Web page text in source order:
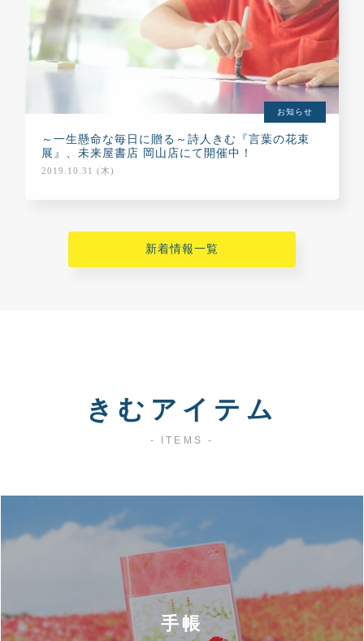
お知らせ
～一生懸命な毎日に贈る～詩人きむ『言葉の花束
展』、未来屋書店 岡山店にて開催中！
2019.10.31 (木)
新着情報一覧
きむアイテム
- ITEMS -
手帳